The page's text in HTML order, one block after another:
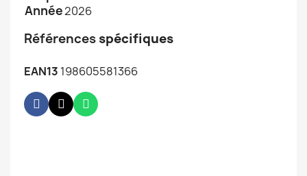
Année2026
Références spécifiques
EAN13 198605581366